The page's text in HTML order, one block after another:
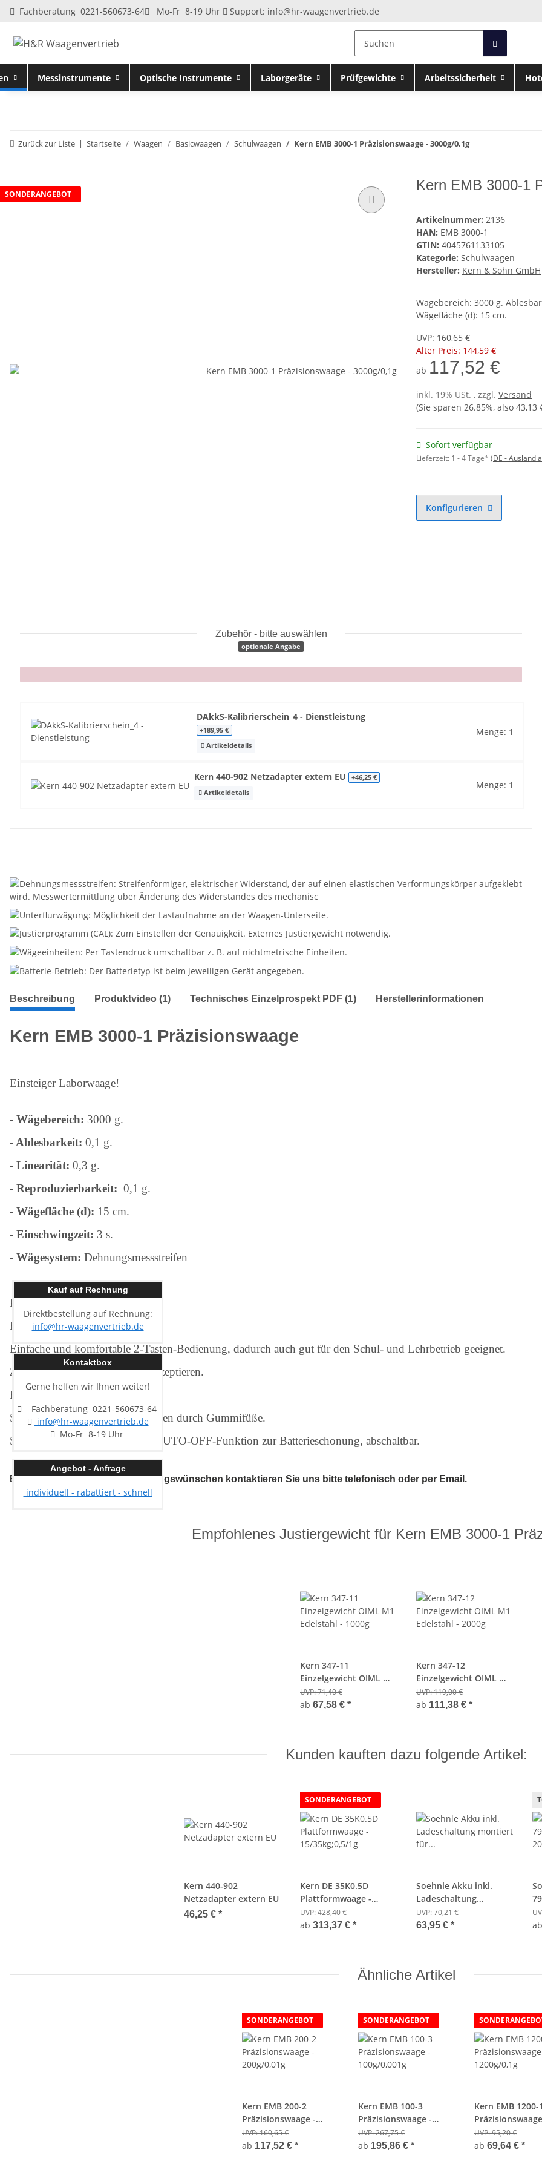
Fachberatung 0221-560673-64 Mo-Fr 8-19 Uhr Support: info@hr-waagenvertrieb.de
Messinstrumente Optische Instrumente Laborgeräte Prüfgewichte Arbeitssicherheit
Kontaktbox
Gerne helfen wir Ihnen weiter!
Fachberatung 0221-560673-64
info@hr-waagenvertrieb.de
Mo-Fr 8-19 Uhr
Kauf auf Rechnung
Direktbestellung auf Rechnung:
info@hr-waagenvertrieb.de
Angebot - Anfrage
individuell - rabattiert - schnell
Zurück zur Liste Startseite Waagen Basicwaagen Schulwaagen Kern EMB 3000-1 Präzisionswaage - 3000g/0,1g
SONDERANGEBOT
Kern EMB 3000-1
Artikelnummer: 2136
HAN: EMB 3000-1
GTIN: 4045761133105
Kategorie: Schulwaagen
Hersteller: Kern & Sohn GmbH
Wägebereich: 3000 g.
Wägefläche (d): 15 cm.
UVP:160,65 €
Alter Preis: 144,59 €
ab 117,52 €
inkl. 19% USt. , zzgl. Versand
(Sie sparen 26.85%, also 43,13
Sofort verfügbar
Lieferzeit: 1 - 4 Tage* (DE - Ausland
Konfigurieren
Zubehör - bitte auswählen
optionale Angabe
x
DAkkS-Kalibrierschein_4 - Dienstleistung
+189,95 €
Artikeldetails
Menge: 1
Kern 440-902 Netzadapter extern EU
+46,25 €
Artikeldetails
Menge: 1
Beschreibung Produktvideo (1) Technisches Einzelprospekt PDF (1) Herstellerinformationen
Kern EMB 3000-1 Präzisionswaage
Einsteiger Laborwaage!
- Wägebereich: 3000 g.
- Ablesbarkeit: 0,1 g.
- Linearität: 0,3 g.
- Reproduzierbarkeit: 0,1 g.
- Wägefläche (d): 15 cm.
- Einschwingzeit: 3 s.
- Wägesystem: Dehnungsmessstreifen
Präzisionswaage EMB
Batteriebetrieb.
Einfache und komfortable 2-Tasten-Bedienung, dadurch auch gut für den Schul- und Lehrbetrieb geeignet.
Zuwiegefunktion vereinfacht Rezeptieren.
Besonders flache Bauweise.
Sicheres und rutschfreies Aufstellen durch Gummifüße.
Startbereit: Batterien inklusive. AUTO-OFF-Funktion zur Batterieschonung, abschaltbar.
Bei weiteren Fragen oder Beratungswünschen kontaktieren Sie uns bitte telefonisch oder per Email.
Empfohlenes Justiergewicht für Kern EMB 3000-1
Kern 347-11
Einzelgewicht OIML M1
Edelstahl - 1000g
UVP:71,40 €
ab 67,58 € *
Kern 347-12
Einzelgewicht OIML M1
Edelstahl - 2000g
UVP:119,00 €
ab 111,38 € *
Kunden kauften dazu folgende Artikel:
Kern 440-902
Netzadapter extern EU
46,25 € *
SONDERANGEBOT
Kern DE 35K0.5D
Plattformwaage -
15/35kg;0,5/1g
UVP:428,40 €
ab 313,37 € *
Soehnle Akku inkl.
Ladeschaltung
montiert für netzlosen
Betrieb | Option muss
nicht möglich.
UVP:70,21 €
63,95 € * ab
Ähnliche Artikel
SONDERANGEBOT
Kern EMB 200-2
Präzisionswaage -
200g/0,01g
UVP:160,65 €
ab 117,52 € *
SONDERANGEBOT
Kern EMB 100-3
Präzisionswaage -
100g/0,001g
UVP:267,75 €
ab 195,86 € *
Kern EMB 1200-1
1200g/0,1g
UVP:95,20 €
ab 69,64 € *